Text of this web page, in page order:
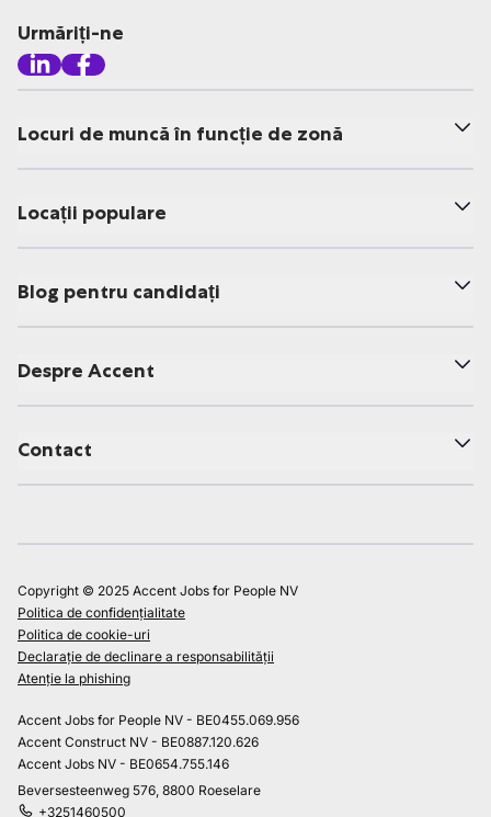
Urmăriți-ne
Locuri de muncă în funcție de zonă
Locații populare
Blog pentru candidați
Despre Accent
Contact
Copyright © 2025 Accent Jobs for People NV
Politica de confidențialitate
Politica de cookie-uri
Declarație de declinare a responsabilității
Atenție la phishing
Accent Jobs for People NV - BE0455.069.956
Accent Construct NV - BE0887.120.626
Accent Jobs NV - BE0654.755.146
Beversesteenweg 576, 8800 Roeselare
+3251460500